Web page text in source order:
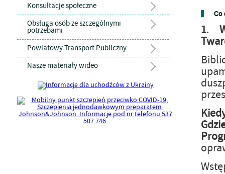
Konsultacje społeczne
Obsługa osób ze szczególnymi
potrzebami
Powiatowy Transport Publiczny
Nasze materiały wideo
Co
1.